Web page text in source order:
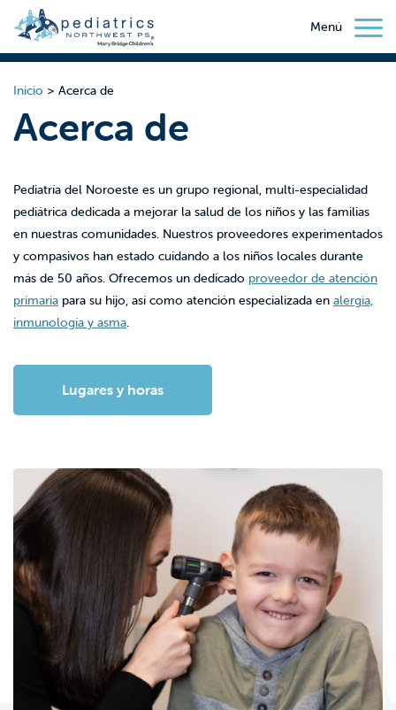
Menú
Inicio > Acerca de
Acerca de
Pediatría del Noroeste es un grupo regional, multi-especialidad
pediátrica dedicada a mejorar la salud de los niños y las familias
en nuestras comunidades. Nuestros proveedores experimentados
y compasivos han estado cuidando a los niños locales durante
más de 50 años. Ofrecemos un dedicado proveedor de atención
primaria para su hijo, así como atención especializada en alergia,
inmunología y asma.
Lugares y horas